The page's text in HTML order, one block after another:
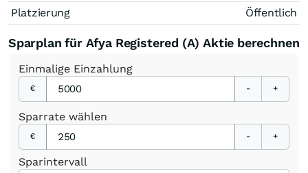
Platzierung
Öffentlich
Sparplan für Afya Registered (A) Aktie berechnen
Einmalige Einzahlung
€ - +
Sparrate wählen
€ - +
Sparintervall